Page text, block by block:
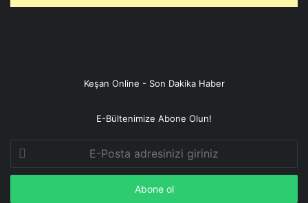
Keşan Online - Son Dakika Haber
E-Bültenimize Abone Olun!
Posta
adresinizi